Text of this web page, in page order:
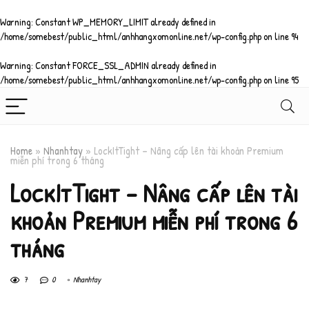
Warning: Constant WP_MEMORY_LIMIT already defined in
/home/somebest/public_html/anhhangxomonline.net/wp-config.phpon line94
Warning: Constant FORCE_SSL_ADMIN already defined in
/home/somebest/public_html/anhhangxomonline.net/wp-config.phpon line95
Home » Nhanhtay » LockItTight – Nâng cấp lên tài khoản Premium
miễn phí trong 6 tháng
LockItTight – Nâng cấp lên tài
khoản Premium miễn phí trong 6
tháng
7 0 Nhanhtay